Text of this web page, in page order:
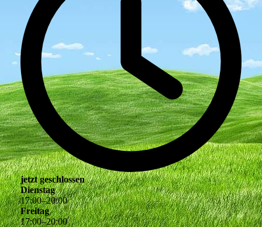
jetzt geschlossen
Dienstag
17:00–20:00
Freitag
17:00–20:00